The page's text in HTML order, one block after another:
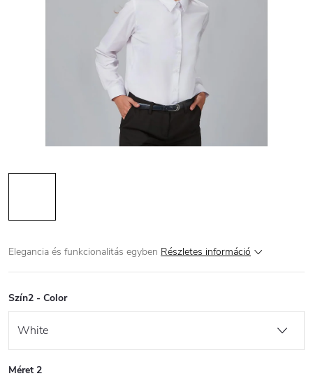
Elegancia és funkcionalitás egyben Részletes információ
Szín2 - Color
Méret 2